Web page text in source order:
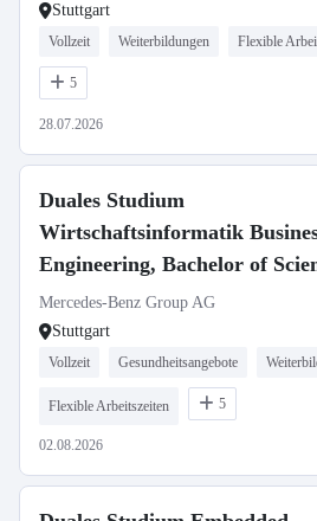
Stuttgart
Vollzeit Weiterbildungen Flexible
5
28.07.2026
Duales Studium
Wirtschaftsinformatik
Engineering, Bachelor of
Mercedes-Benz Customer
GmbH, Stuttgart Vaihingen,
Studienbeginn 1. Oktober
Mercedes-Benz Group AG
Stuttgart
Vollzeit Gesundheitsangebote
Flexible Arbeitszeiten 5
02.08.2026